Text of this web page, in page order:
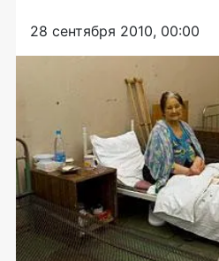
28 сентября 2010, 00:00